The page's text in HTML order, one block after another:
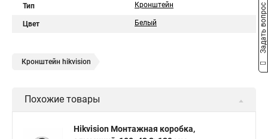
Тип Кронштейн
Цвет Белый
Кронштейн hikvision
Похожие товары
Hikvision Монтажная коробка,
Задать вопрос